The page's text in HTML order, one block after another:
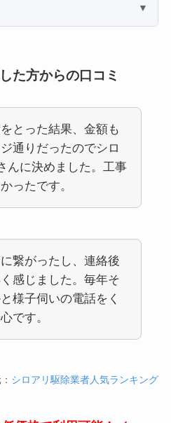
た方からの口コミ
とった結果、金額も
通りだったのでシロ
んに決めました。工事
ったです。
繋がったし、連絡後
感じました。毎年そ
様子伺いの電話をく
です。
シロアリ駆除業者人気ランキング